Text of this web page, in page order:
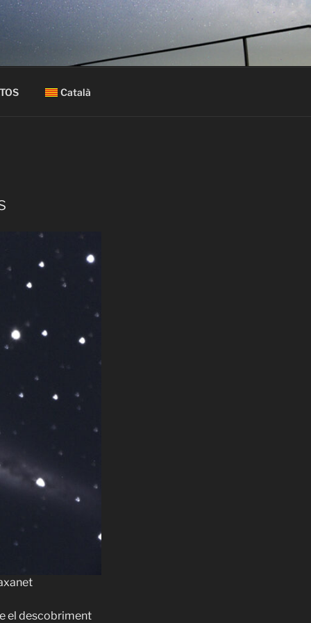
o a domicili per families, escoles,
Català
el descobriment